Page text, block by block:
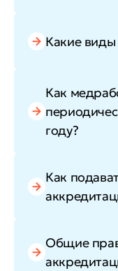
Какие
Как
году?
Как
Общие